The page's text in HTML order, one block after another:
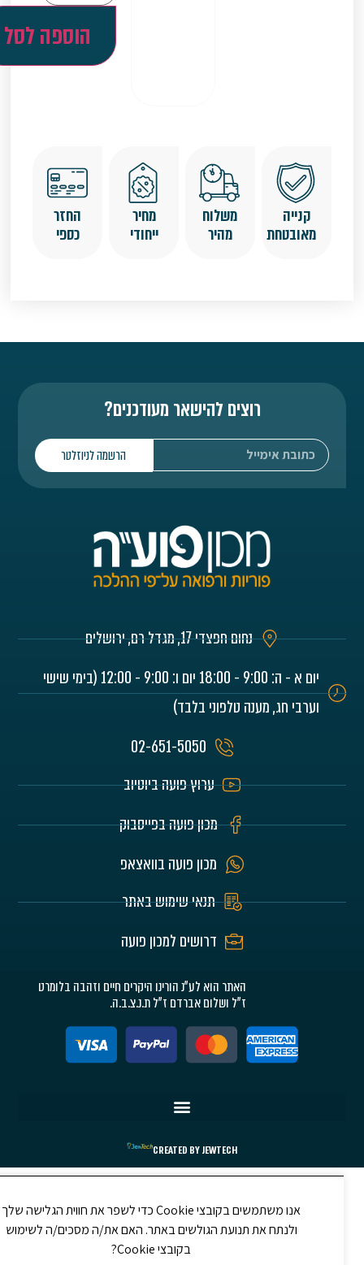
הוספה לסל
קנייה
מאובטחת
משלוח
מהיר
מחיר
ייחודי
החזר
כספי
רוצים להישאר מעודכנים?
הרשמה לניוזלטר
נחום חפצדי 17, מגדל רם, ירושלים
יום א - ה: 9:00 - 18:00 יום ו: 9:00 - 12:00 (בימי שישי
וערבי חג, מענה טלפוני בלבד)
02-651-5050
ערוץ פועה ביוטיוב
מכון פועה בפייסבוק
מכון פועה בוואצאפ
תנאי שימוש באתר
דרושים למכון פועה
האתר הוא לע"נ הורינו היקרים חיים וזהבה בלומרט
ז"ל ושלום אברדם ז"ל ת.נ.צ.ב.ה.
CREATED BY JEWTECH
אנו משתמשים בקובצי Cookie כדי לשפר את חווית הגלישה שלך
ולנתח את תנועת הגולשים באתר. האם את/ה מסכים/ה לשימוש
בקובצי Cookie?